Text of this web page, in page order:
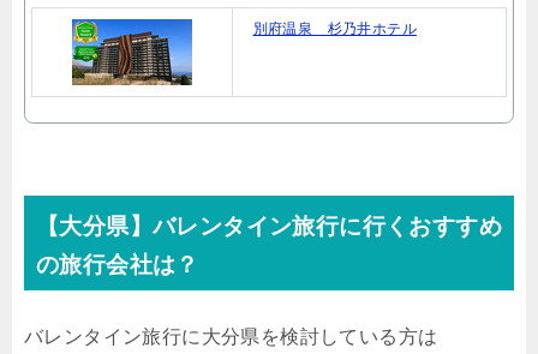
別府温泉 杉乃井ホテル
【大分県】バレンタイン旅行に行くおすすめ
の旅行会社は？
バレンタイン旅行に大分県を検討している方は